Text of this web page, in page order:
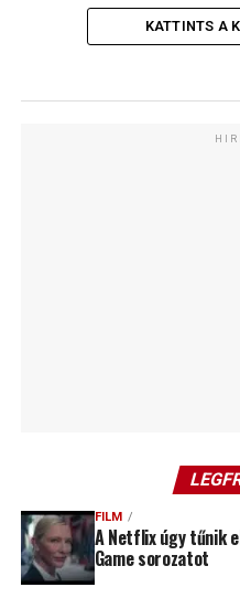
KATTINTS A
FILM
A Netflix úgy tűnik
Game sorozatot